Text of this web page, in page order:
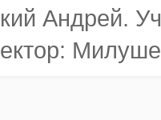
Андрей.